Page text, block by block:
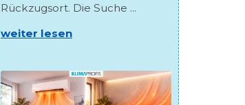
Rückzugsort. Die Suche ...
weiter lesen